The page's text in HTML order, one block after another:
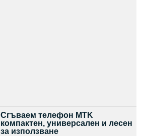
Сгъваем телефон MTK
компактен, универсален и лесен
за използване